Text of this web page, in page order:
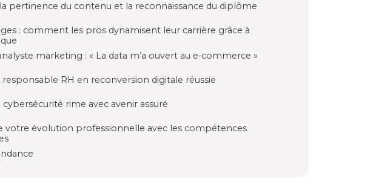
pertinence du contenu et la reconnaissance du diplôme
: comment les pros dynamisent leur carrière grâce à
marketing : « La data m’a ouvert au e-commerce »
responsable RH en reconversion digitale réussie
cybersécurité rime avec avenir assuré
votre évolution professionnelle avec les compétences